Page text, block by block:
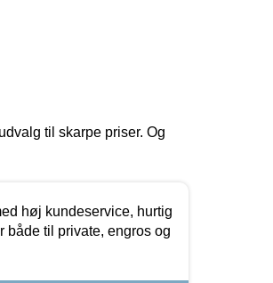
til skarpe priser. Og
høj kundeservice, hurtig
både til private, engros og